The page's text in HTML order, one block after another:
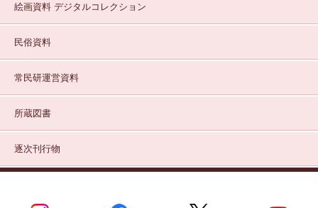
絵画資料 デジタルコレクション
民俗資料
常民研運営資料
所蔵図書
逐次刊行物